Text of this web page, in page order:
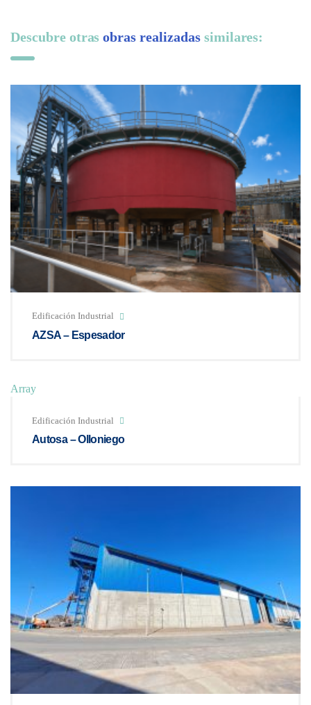
Descubre otrasobras realizadassimilares:
Edificación Industrial
AZSA – Espesador
Array
Edificación Industrial
Autosa – Olloniego